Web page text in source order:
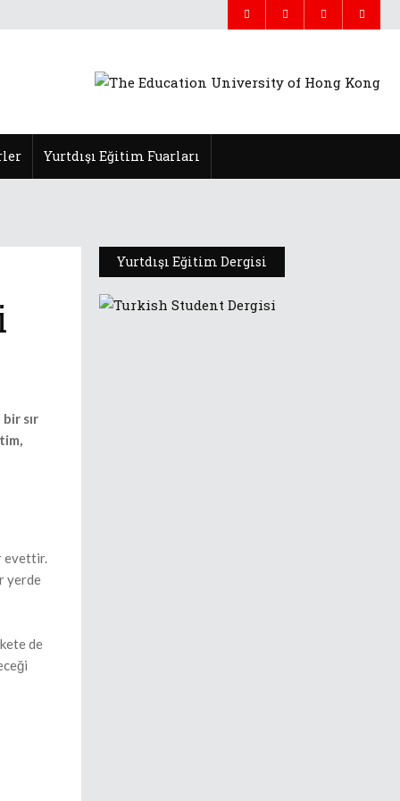
Yurtdışı Eğitim Fuarları
sır
evettir.
yerde
de
Yurtdışı Eğitim Dergisi